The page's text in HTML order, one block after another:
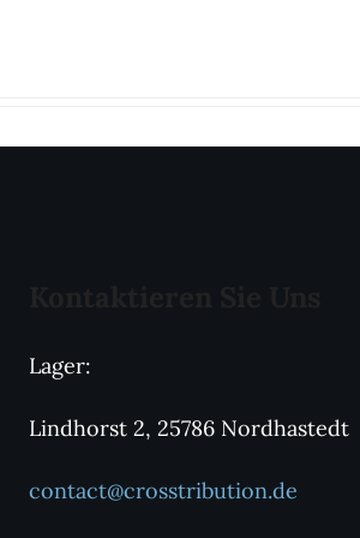
Lager:
Lindhorst 2, 25786 Nordhastedt
contact@crosstribution.de